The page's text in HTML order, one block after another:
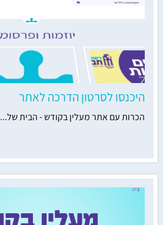
היכנסו לסרטון הדרכה לאתר
הכרות עם אתר מעלין בקודש - הבית של...